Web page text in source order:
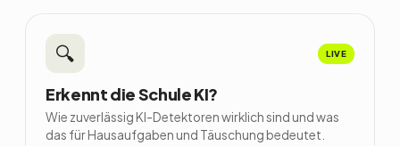
🔍 LIVE
Erkennt die Schule KI?
Wie zuverlässig KI-Detektoren wirklich sind und was
das für Hausaufgaben und Täuschung bedeutet.